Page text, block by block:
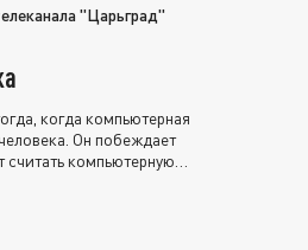
"Царьград"
когда компьютерная
Он побеждает
считать компьютерную